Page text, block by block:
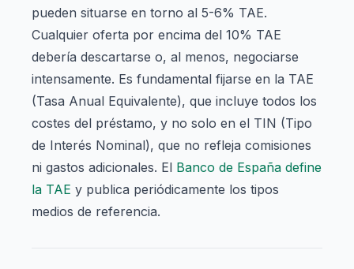
pueden situarse en torno al 5-6% TAE.
Cualquier oferta por encima del 10% TAE
debería descartarse o, al menos, negociarse
intensamente. Es fundamental fijarse en la TAE
(Tasa Anual Equivalente), que incluye todos los
costes del préstamo, y no solo en el TIN (Tipo
de Interés Nominal), que no refleja comisiones
ni gastos adicionales. El Banco de España define
la TAE y publica periódicamente los tipos
medios de referencia.